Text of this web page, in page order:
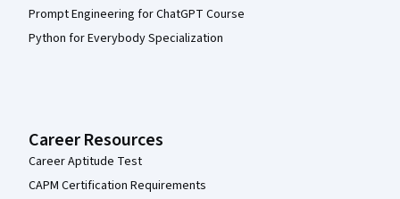
Prompt Engineering for ChatGPT Course
Python for Everybody Specialization
Career Resources
Career Aptitude Test
CAPM Certification Requirements